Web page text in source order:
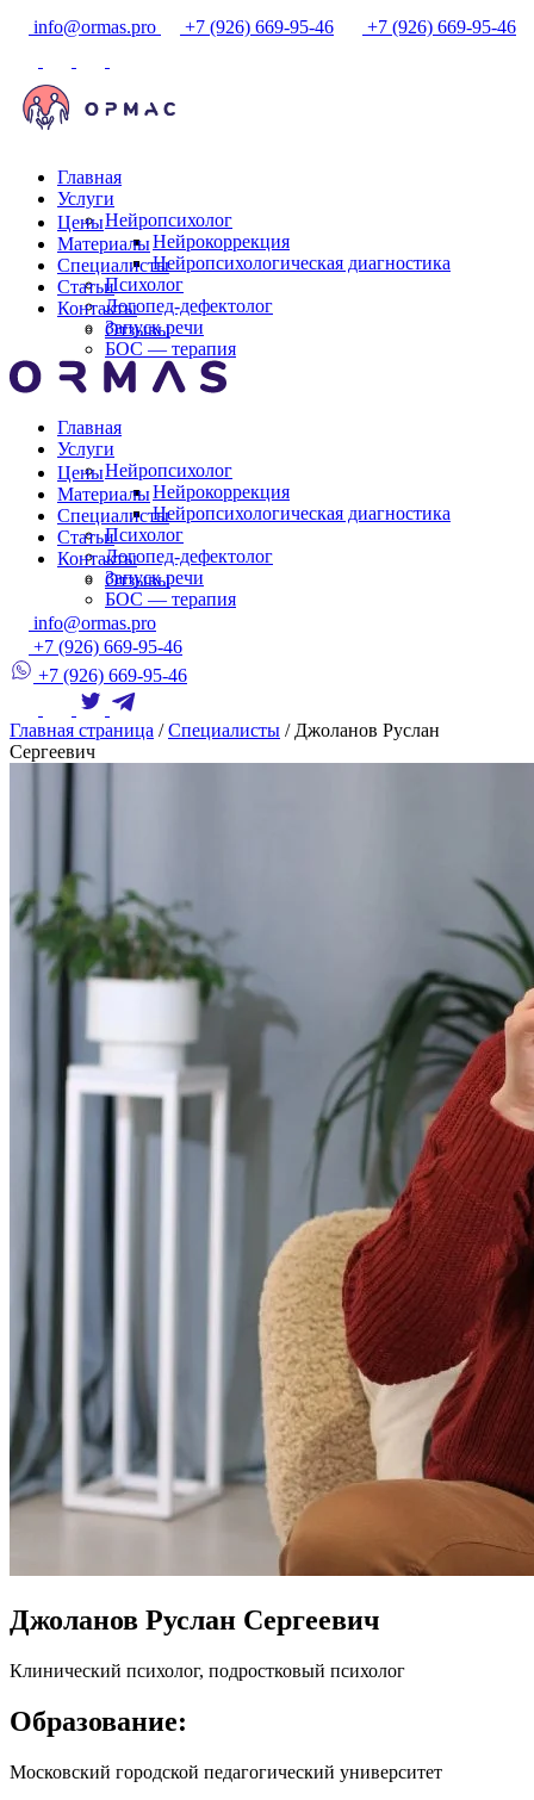
info@ormas.pro +7 (926) 669-95-46 +7 (926) 669-95-46
Главная
Услуги
Нейропсихолог
Нейрокоррекция
Нейропсихологическая диагностика
Психолог
Логопед-дефектолог
Запуск речи
БОС — терапия
Цены
Материалы
Специалисты
Статьи
Контакты
Отзывы
Главная
Услуги
Нейропсихолог
Нейрокоррекция
Нейропсихологическая диагностика
Психолог
Логопед-дефектолог
Запуск речи
БОС — терапия
Цены
Материалы
Специалисты
Статьи
Контакты
Отзывы
info@ormas.pro
+7 (926) 669-95-46
+7 (926) 669-95-46
Главная страница / Специалисты / Джоланов Руслан
Сергеевич
Джоланов Руслан Сергеевич
Клинический психолог, подростковый психолог
Образование:
Московский городской педагогический университет